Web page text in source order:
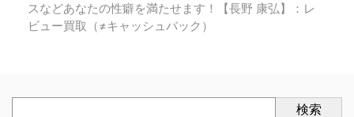
スなどあなたの性癖を満たせます！【長野 康弘】：レ
ビュー買取（≠キャッシュバック）
検索